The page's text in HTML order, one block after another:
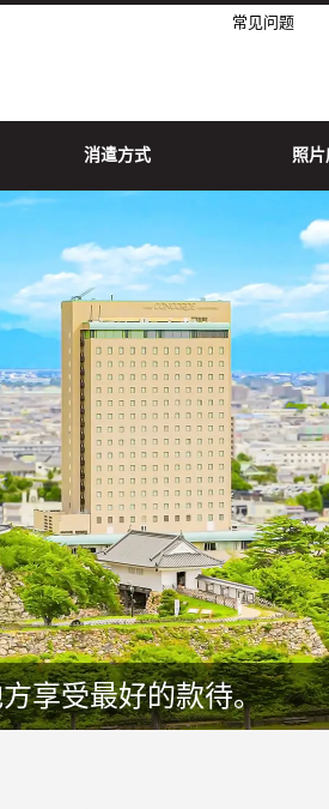
常见问题
消遣方式 照片
享受最好的款待。